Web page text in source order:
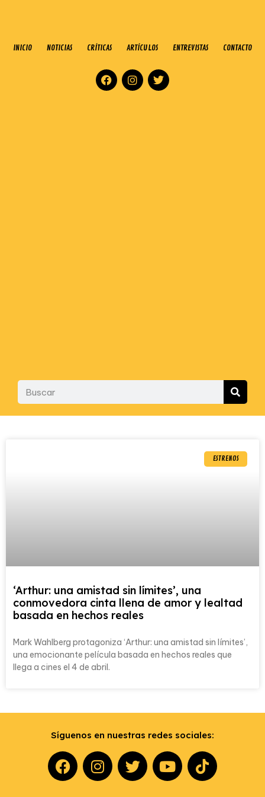
INICIO NOTICIAS CRÍTICAS ARTÍCULOS ENTREVISTAS CONTACTO
ESTRENOS
‘Arthur: una amistad sin límites’, una
conmovedora cinta llena de amor y lealtad
basada en hechos reales
Mark Wahlberg protagoniza ‘Arthur: una amistad sin límites’,
una emocionante película basada en hechos reales que
llega a cines el 4 de abril.
Síguenos en nuestras redes sociales: